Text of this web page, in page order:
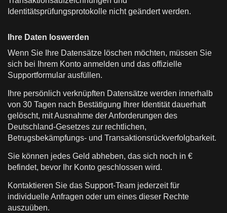
Identitätsprüfungsprotokolle nicht geändert werden.
Ihre Daten loswerden
Wenn Sie Ihre Datensätze löschen möchten, müssen Sie
sich bei Ihrem Konto anmelden und das offizielle
Supportformular ausfüllen.
Ihre persönlich verknüpften Datensätze werden innerhalb
von 30 Tagen nach Bestätigung Ihrer Identität dauerhaft
gelöscht, mit Ausnahme der Anforderungen des
Deutschland-Gesetzes zur rechtlichen,
Betrugsbekämpfungs- und Transaktionsrückverfolgbarkeit.
Sie können jedes Geld abheben, das sich noch in €
befindet, bevor Ihr Konto geschlossen wird.
Kontaktieren Sie das Support-Team jederzeit für
individuelle Anfragen oder um eines dieser Rechte
auszuüben.